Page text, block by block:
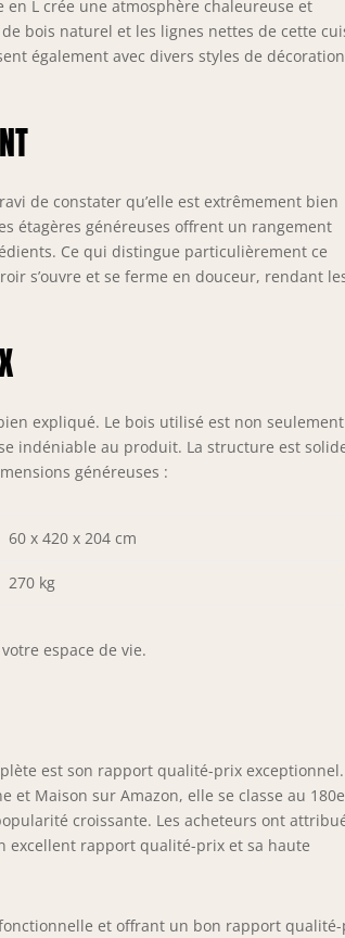
Les chants en polymère ABS résistants
et surfaces contre les rayures, les chocs
prolonge significativement la durée de
galvanique pour une grande
Les pieds réglables en hauteur
L crée une atmosphère chaleureuse et
bois naturel et les lignes nettes de cette
également avec divers styles de décoration
de constater qu’elle est extrêmement bien
étagères généreuses offrent un rangement
Ce qui distingue particulièrement ce
s’ouvre et se ferme en douceur, rendant
expliqué. Le bois utilisé est non seulement
indéniable au produit. La structure est
généreuses :
60 x 420 x 204 cm
270 kg
espace de vie.
est son rapport qualité-prix exceptionnel.
et Maison sur Amazon, elle se classe au 180e
croissante. Les acheteurs ont
excellent rapport qualité-prix et sa haute
et offrant un bon rapport